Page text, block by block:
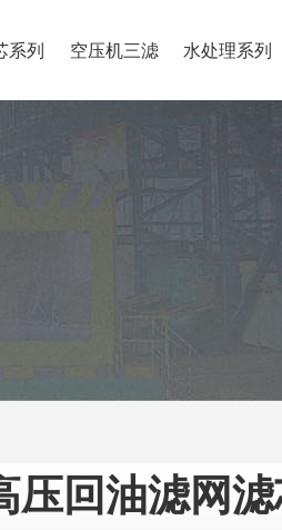
系列 空压机三滤 水处理系列
压回油滤网